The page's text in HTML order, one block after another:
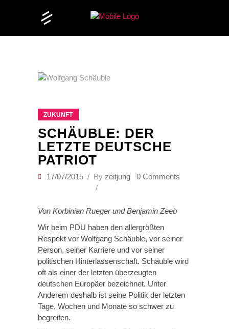
ZUKUNFT
SCHÄUBLE: DER
LETZTE DEUTSCHE
PATRIOT
17/07/2015 By zeitjung 0 Comments
Von Korbinian Rueger und Benjamin Zeeb
Wir beim PDU haben den allergrößten
Respekt vor Wolfgang Schäuble, vor seiner
Person, seiner Karriere und vor seiner
politischen Hinterlassenschaft. Schäuble wird
oft als einer der letzten überzeugten
deutschen Europäer bezeichnet. Unter
Anderem deshalb ist seine Politik der letzten
Tage, Wochen und Monate so schwer zu
begreifen.